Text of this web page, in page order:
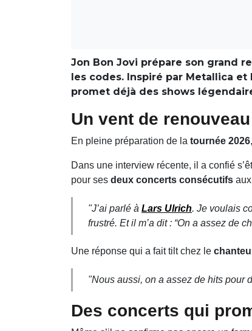
Jon Bon Jovi prépare son grand
les codes. Inspiré par Metallica
promet déjà des shows
Un vent de renouveau
En pleine préparation de la tournée 2026,
Dans une interview récente, il a confié
pour ses deux concerts consécutifs
"J’ai parlé à Lars Ulrich. Je voulais
frustré. Et il m’a dit : “On a assez de
Une réponse qui a fait tilt chez le
"Nous aussi, on a assez de hits pour
Des concerts qui